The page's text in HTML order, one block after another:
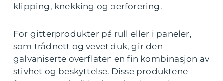
klipping, knekking og perforering.
For gitterprodukter på rull eller i paneler,
som trådnett og vevet duk, gir den
galvaniserte overflaten en fin kombinasjon av
stivhet og beskyttelse. Disse produktene